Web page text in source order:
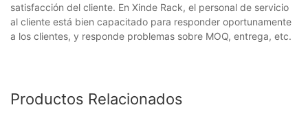
satisfacción del cliente. En Xinde Rack, el personal de servicio
al cliente está bien capacitado para responder oportunamente
a los clientes, y responde problemas sobre MOQ, entrega, etc.
Productos Relacionados